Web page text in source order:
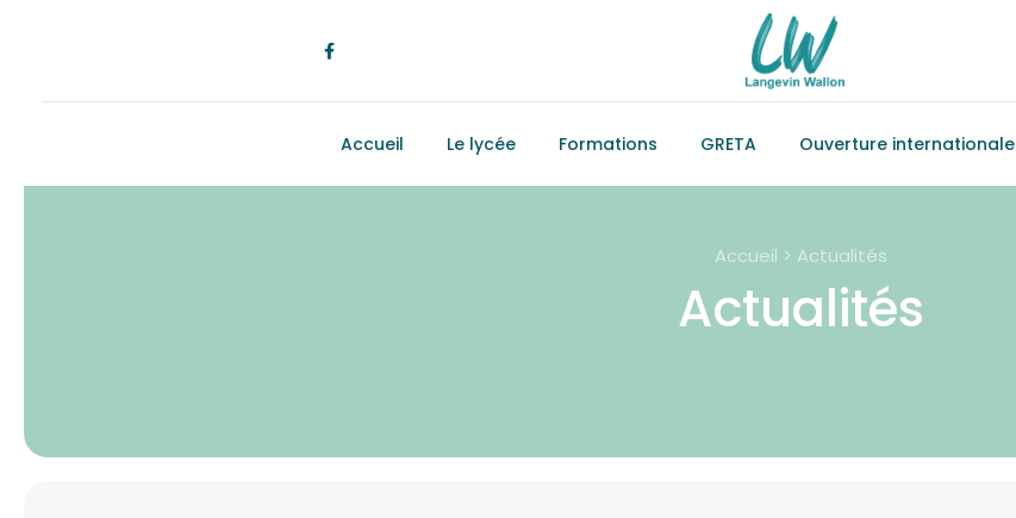
Accueil Le lycée Formations GRETA Ouverture internationale
Accueil > Actualités
Actualités